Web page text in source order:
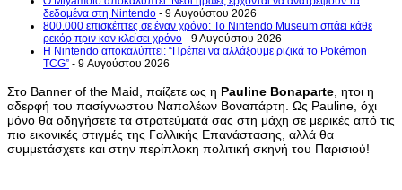
δεδομένα στη Nintendo - 9 Αυγούστου 2026
800.000 επισκέπτες σε έναν χρόνο: Το Nintendo Museum σπάει κάθε
ρεκόρ πριν καν κλείσει χρόνο - 9 Αυγούστου 2026
Η Nintendo αποκαλύπτει: “Πρέπει να αλλάξουμε ριζικά το Pokémon
TCG” - 9 Αυγούστου 2026
Στο Banner of the Maid, παίζετε ως η Pauline Bonaparte , ητοι η
αδερφή του πασίγνωστου Ναπολέων Βοναπάρτη. Ως Pauline, όχι
μόνο θα οδηγήσετε τα στρατεύματά σας στη μάχη σε μερικές από τις
πιο εικονικές στιγμές της Γαλλικής Επανάστασης, αλλά θα
συμμετάσχετε και στην περίπλοκη πολιτική σκηνή του Παρισιού!